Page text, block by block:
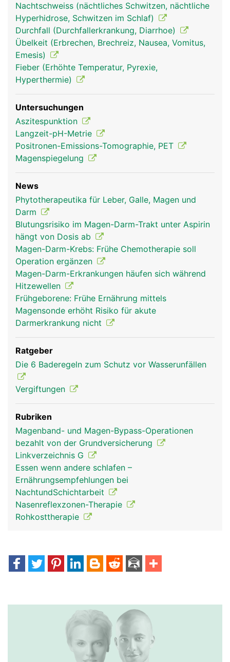
Nachtschweiss (nächtliches Schwitzen, nächtliche
Hyperhidrose, Schwitzen im Schlaf)
Durchfall (Durchfallerkrankung, Diarrhoe)
Übelkeit (Erbrechen, Brechreiz, Nausea, Vomitus,
Emesis)
Fieber (Erhöhte Temperatur, Pyrexie,
Hyperthermie)
Untersuchungen
Aszitespunktion
Langzeit-pH-Metrie
Positronen-Emissions-Tomographie, PET
Magenspiegelung
News
Phytotherapeutika für Leber, Galle, Magen und
Darm
Blutungsrisiko im Magen-Darm-Trakt unter Aspirin
hängt von Dosis ab
Magen-Darm-Krebs: Frühe Chemotherapie soll
Operation ergänzen
Magen-Darm-Erkrankungen häufen sich während
Hitzewellen
Frühgeborene: Frühe Ernährung mittels
Magensonde erhöht Risiko für akute
Darmerkrankung nicht
Ratgeber
Die 6 Baderegeln zum Schutz vor Wasserunfällen
Vergiftungen
Rubriken
Magenband- und Magen-Bypass-Operationen
bezahlt von der Grundversicherung
Linkverzeichnis G
Essen wenn andere schlafen –
Ernährungsempfehlungen bei
NachtundSchichtarbeit
Nasenreflexzonen-Therapie
Rohkosttherapie